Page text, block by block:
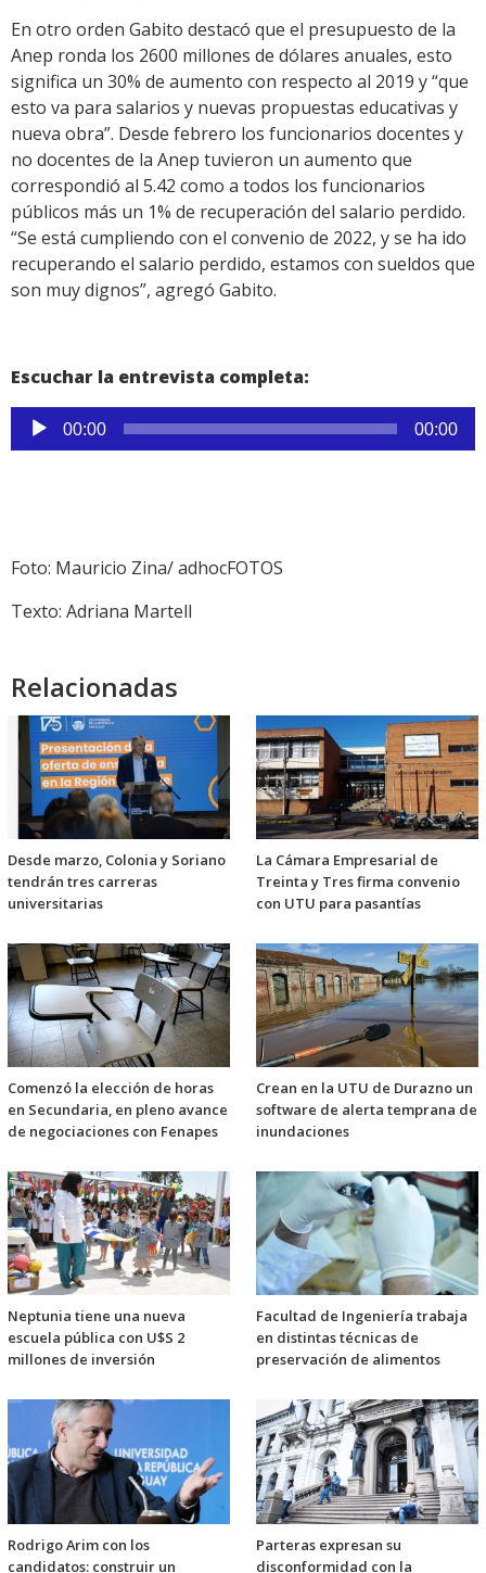
En otro orden Gabito destacó que el presupuesto de la
Anep ronda los 2600 millones de dólares anuales, esto
significa un 30% de aumento con respecto al 2019 y “que
esto va para salarios y nuevas propuestas educativas y
nueva obra”. Desde febrero los funcionarios docentes y
no docentes de la Anep tuvieron un aumento que
correspondió al 5.42 como a todos los funcionarios
públicos más un 1% de recuperación del salario perdido.
“Se está cumpliendo con el convenio de 2022, y se ha ido
recuperando el salario perdido, estamos con sueldos que
son muy dignos”, agregó Gabito.
Escuchar la entrevista completa:
Reproductor
de
00:00 00:00
Foto: Mauricio Zina/ adhocFOTOS
Texto: Adriana Martell
Relacionadas
Desde marzo, Colonia y Soriano
tendrán tres carreras
universitarias
La Cámara Empresarial de
Treinta y Tres firma convenio
con UTU para pasantías
Comenzó la elección de horas
en Secundaria, en pleno avance
de negociaciones con Fenapes
Crean en la UTU de Durazno un
software de alerta temprana de
inundaciones
Neptunia tiene una nueva
escuela pública con U$S 2
millones de inversión
Facultad de Ingeniería trabaja
en distintas técnicas de
preservación de alimentos
Rodrigo Arim con los
candidatos: construir un
Parteras expresan su
disconformidad con la